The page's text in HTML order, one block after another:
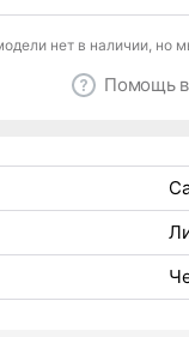
нет в наличии, но
Помощь